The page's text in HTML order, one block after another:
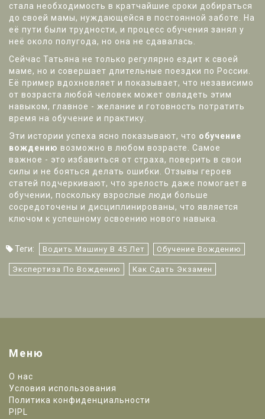
стала необходимость в кратчайшие сроки добираться
до своей мамы, нуждающейся в постоянной заботе. На
её пути были трудности, и процесс обучения занял у
неё около полугода, но она не сдавалась.
Сейчас Татьяна не только регулярно ездит к своей
маме, но и совершает длительные поездки по России.
Её пример вдохновляет и показывает, что независимо
от возраста любой человек может овладеть этим
навыком, главное - желание и готовность потратить
время на обучение и практику.
Эти истории успеха ясно показывают, что обучение
вождению возможно в любом возрасте. Самое
важное - это избавиться от страха, поверить в свои
силы и не бояться делать ошибки. Отзывы героев
статей подчеркивают, что зрелость даже помогает в
обучении, поскольку взрослые люди больше
сосредоточены и дисциплинированы, что является
ключом к успешному освоению нового навыка.
Теги: Водить Машину В 45 Лет Обучение Вождению
Экспертиза По Вождению Как Сдать Экзамен
Меню
О нас
Условия использования
Политика конфиденциальности
PIPL